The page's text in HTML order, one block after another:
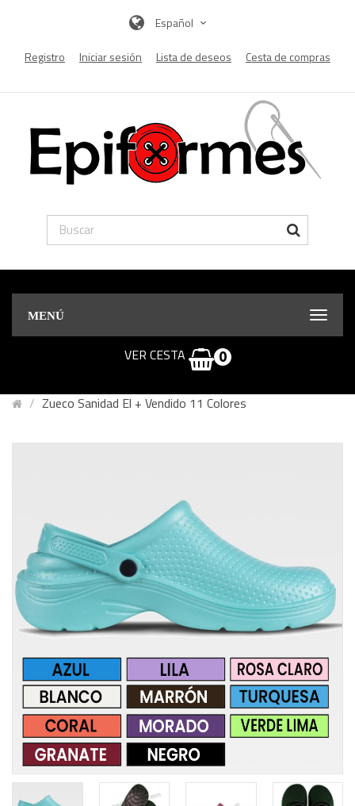
Español
Registro Iniciar sesión Lista de deseos Cesta de compras
MENÚ
VER CESTA 0
Zueco Sanidad El + Vendido 11 Colores